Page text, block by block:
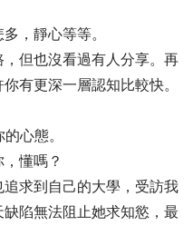
，靜心等等。
但也沒看過有人分享。再
有更深一層認知比較快。
心態。
懂嗎？
求到自己的大學，受訪我
陷無法阻止她求知慾，最